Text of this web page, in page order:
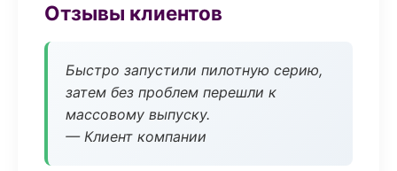
Отзывы клиентов
Быстро запустили пилотную серию,
затем без проблем перешли к
массовому выпуску.
— Клиент компании